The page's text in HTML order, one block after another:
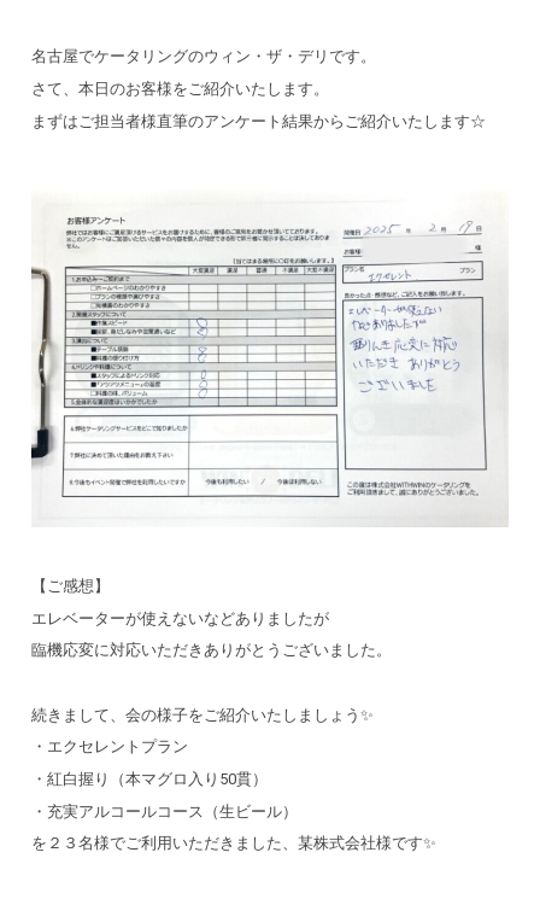
名古屋でケータリングのウィン・ザ・デリです。
さて、本日のお客様をご紹介いたします。
まずはご担当者様直筆のアンケート結果からご紹介いたします☆
【ご感想】
エレベーターが使えないなどありましたが
臨機応変に対応いただきありがとうございました。
続きまして、会の様子をご紹介いたしましょう✨
・エクセレントプラン
・紅白握り（本マグロ入り50貫）
・充実アルコールコース（生ビール）
を２３名様でご利用いただきました、某株式会社様です✨